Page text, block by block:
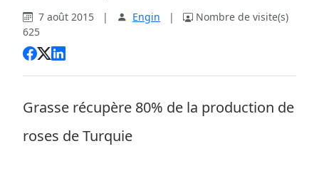
7 août 2015 | Engin |
Nombre de visite(s)
625
Grasse récupère 80% de la production de
roses de Turquie